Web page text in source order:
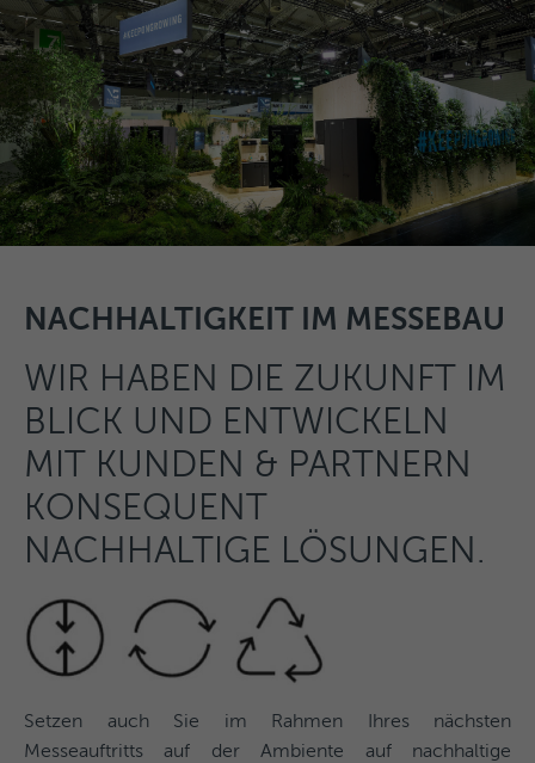
NACHHALTIGKEIT IM MESSEBAU
WIR HABEN DIE ZUKUNFT IM
BLICK UND ENTWICKELN
MIT KUNDEN & PARTNERN
KONSEQUENT
NACHHALTIGE LÖSUNGEN.
Setzen auch Sie im Rahmen Ihres nächsten
Messeauftritts auf der Ambiente auf nachhaltige